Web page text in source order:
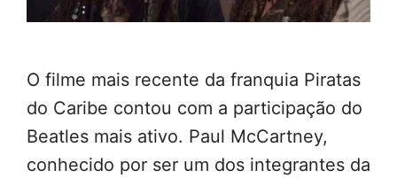
O filme mais recente da franquia Piratas
do Caribe contou com a participação do
Beatles mais ativo. Paul McCartney,
conhecido por ser um dos integrantes da